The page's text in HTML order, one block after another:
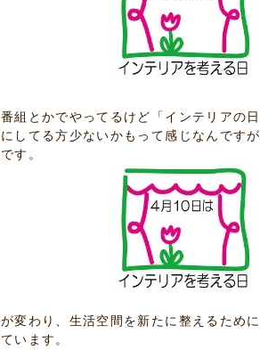
組とかでやってるけど「インテリアの
してる方少ないかもって感じなんです
す。
変わり、生活空間を新たに整えるため
います。